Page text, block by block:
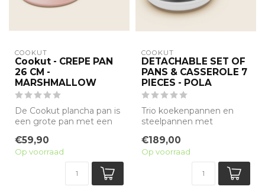
COOKUT
Cookut - CREPE PAN
26 CM -
MARSHMALLOW
De Cookut plancha pan is
een grote pan met een
coating zonde...
€59,90
Op voorraad
COOKUT
DETACHABLE SET OF
PANS & CASSEROLE 7
PIECES - POLA
Trio koekenpannen en
steelpannen met
Dit pakket bevat een s...
€189,00
Op voorraad